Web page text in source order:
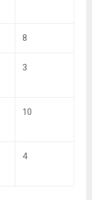
8
3
10
4